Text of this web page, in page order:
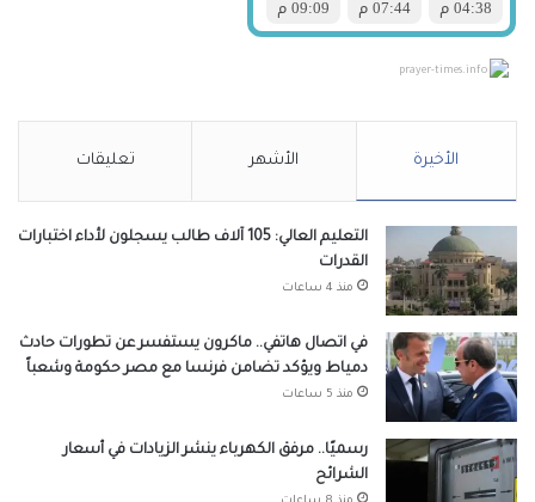
prayer-times.info
الأخيرة الأشهر تعليقات
التعليم العالي: 105 آلاف طالب يسجلون لأداء اختبارات
القدرات
منذ 4 ساعات
في اتصال هاتفي.. ماكرون يستفسر عن تطورات حادث
دمياط ويؤكد تضامن فرنسا مع مصر حكومة وشعباً
منذ 5 ساعات
رسميًا.. مرفق الكهرباء ينشر الزيادات في أسعار
الشرائح